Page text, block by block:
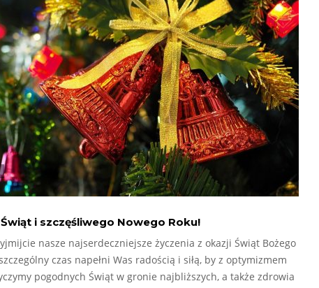
i szczęśliwego Nowego Roku!
nasze najserdeczniejsze życzenia z okazji Świąt Bożego
czas napełni Was radością i siłą, by z optymizmem
pogodnych Świąt w gronie najbliższych, a także zdrowia